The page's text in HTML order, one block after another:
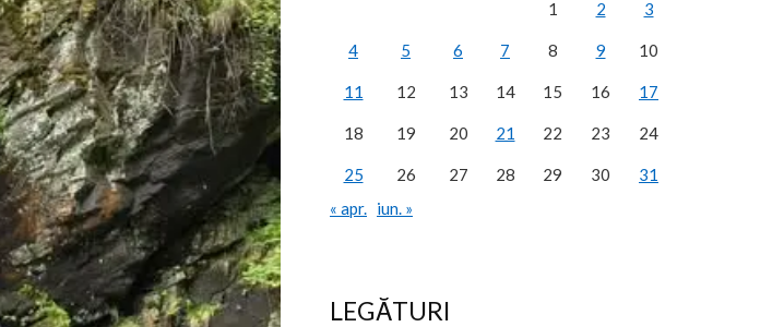
1 2 3
4 5 6 7 8 9 10
11 12 13 14 15 16 17
18 19 20 21 22 23 24
25 26 27 28 29 30
31
« apr. iun. »
LEGĂTURI